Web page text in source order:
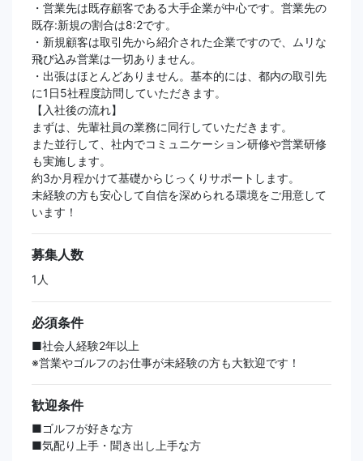
・営業先は既存顧客である大手企業が中心です。営業先の
既存:新規の割合は8:2です。
・新規顧客は取引先から紹介された企業ですので、ムリな
飛び込み営業は一切ありません。
・出張はほとんどありません。基本的には、都内の取引先
に1日5社程度訪問していただきます。
【入社後の流れ】
まずは、先輩社員の業務に同行していただきます。
また並行して、社内でコミュニケーション研修や営業研修
も実施します。
約3か月程かけて基礎からじっくりサポートします。
未経験の方も安心して自信を深められる環境をご用意して
います！
募集人数
1人
必須条件
■社会人経験2年以上
※営業やゴルフのお仕事が未経験の方も大歓迎です！
歓迎条件
■ゴルフが好きな方
■気配り上手・聞き出し上手な方